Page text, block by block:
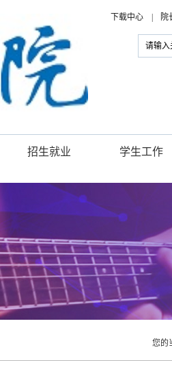
下载中心 院
招生就业 学生工作
您的